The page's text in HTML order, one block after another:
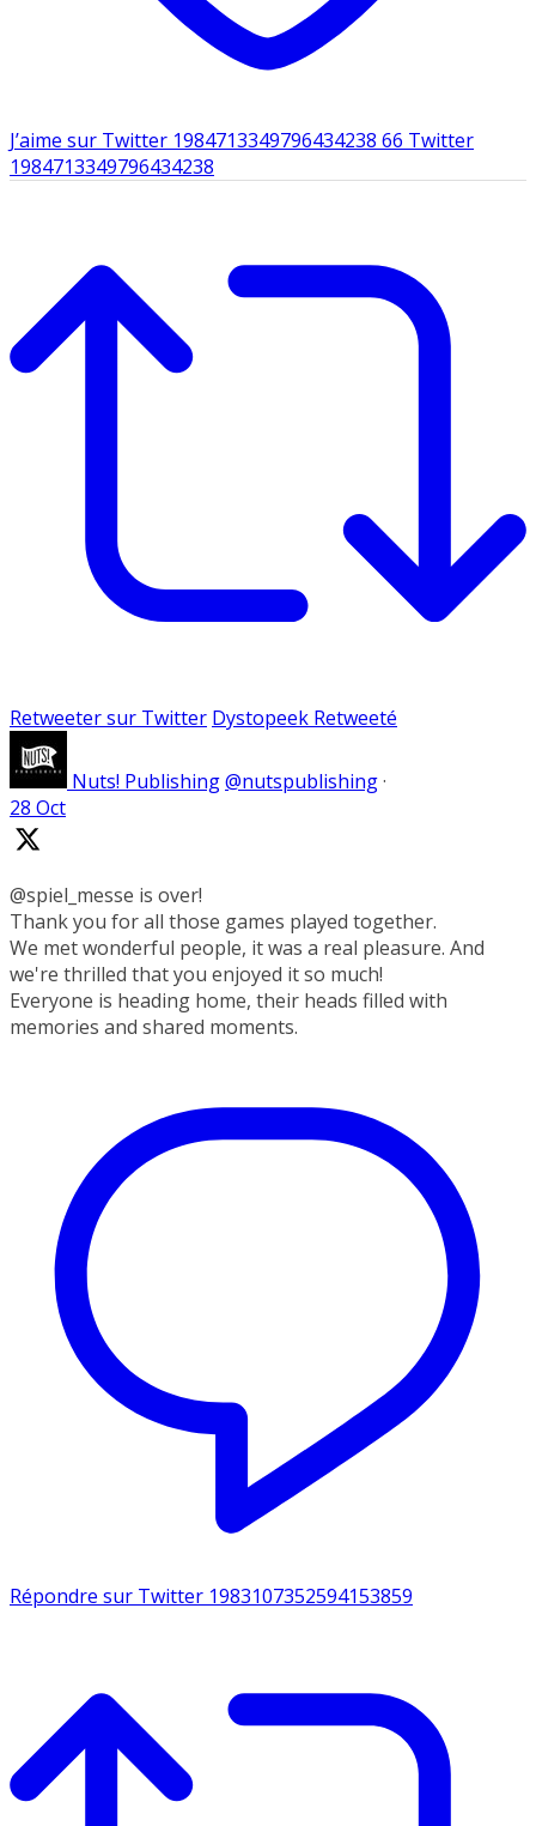
J’aime sur Twitter 1984713349796434238 66 Twitter
1984713349796434238
Retweeter sur Twitter Dystopeek Retweeté
Nuts! Publishing@nutspublishing·
28 Oct
@spiel_messe is over!
Thank you for all those games played together.
We met wonderful people, it was a real pleasure. And
we're thrilled that you enjoyed it so much!
Everyone is heading home, their heads filled with
memories and shared moments.
Répondre sur Twitter 1983107352594153859